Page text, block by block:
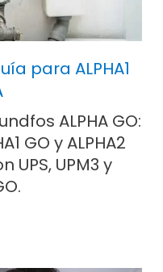
para ALPHA1
ALPHA GO:
GO y ALPHA2
UPM3 y